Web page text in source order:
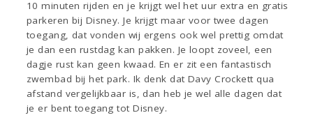
10 minuten rijden en je krijgt wel het uur extra en gratis
parkeren bij Disney. Je krijgt maar voor twee dagen
toegang, dat vonden wij ergens ook wel prettig omdat
je dan een rustdag kan pakken. Je loopt zoveel, een
dagje rust kan geen kwaad. En er zit een fantastisch
zwembad bij het park. Ik denk dat Davy Crockett qua
afstand vergelijkbaar is, dan heb je wel alle dagen dat
je er bent toegang tot Disney.